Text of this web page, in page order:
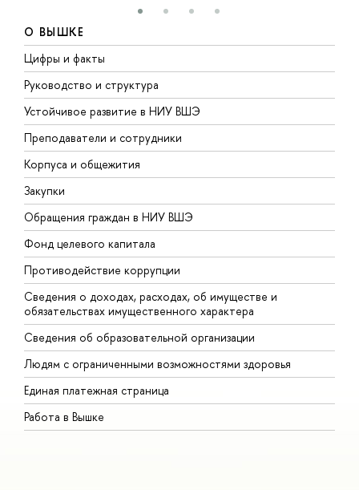
О ВЫШКЕ
Цифры и факты
Руководство и структура
Устойчивое развитие в НИУ ВШЭ
Преподаватели и сотрудники
Корпуса и общежития
Закупки
Обращения граждан в НИУ ВШЭ
Фонд целевого капитала
Противодействие коррупции
Сведения о доходах, расходах, об имуществе и
обязательствах имущественного характера
Сведения об образовательной организации
Людям с ограниченными возможностями здоровья
Единая платежная страница
Работа в Вышке